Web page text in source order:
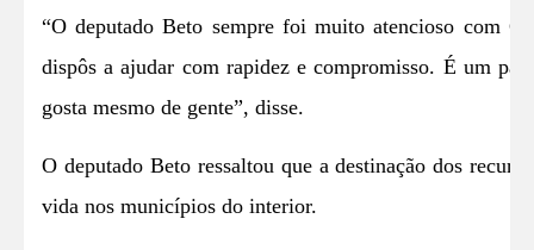
“O deputado Beto sempre foi muito atencioso com
dispôs a ajudar com rapidez e compromisso. É um
gosta mesmo de gente”, disse.
O deputado Beto ressaltou que a destinação dos
vida nos municípios do interior.